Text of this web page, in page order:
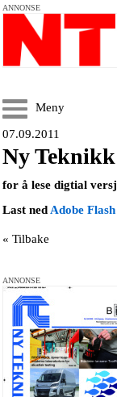
ANNONSE
Meny
07.09.2011
Ny Teknikk
for å lese digtial
Last ned Adobe Flash
« Tilbake
ANNONSE